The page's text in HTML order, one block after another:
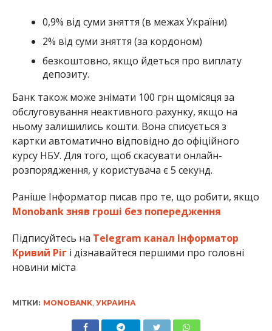
0,9% від суми зняття (в межах України)
2% від суми зняття (за кордоном)
безкоштовно, якщо йдеться про виплату
депозиту.
Банк також може знімати 100 грн щомісяця за
обслуговування неактивного рахунку, якщо на
ньому залишились кошти. Вона списується з
картки автоматично відповідно до офіційного
курсу НБУ. Для того, щоб скасувати онлайн-
розпорядження, у користувача є 5 секунд.
Раніше Інформатор писав про те, що робити, якщо
Monobank зняв гроші без попередження
Підписуйтесь на Telegram канал Інформатор
Кривий Ріг і дізнавайтеся першими про головні
новини міста
МІТКИ: MONOBANK, УКРАИНА